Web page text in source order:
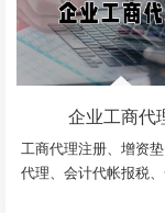
企业工商代
工商代理注册、增资
代理、会计代帐报税